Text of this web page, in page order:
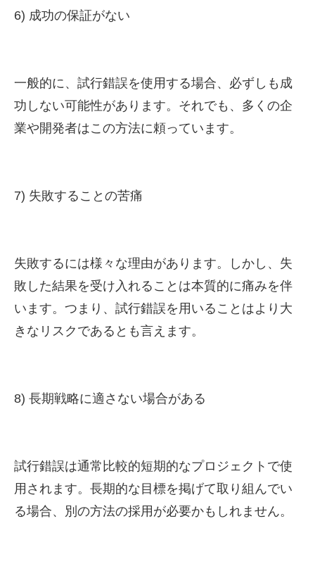
6) 成功の保証がない
一般的に、試行錯誤を使用する場合、必ずしも成
功しない可能性があります。それでも、多くの企
業や開発者はこの方法に頼っています。
7) 失敗することの苦痛
失敗するには様々な理由があります。しかし、失
敗した結果を受け入れることは本質的に痛みを伴
います。つまり、試行錯誤を用いることはより大
きなリスクであるとも言えます。
8) 長期戦略に適さない場合がある
試行錯誤は通常比較的短期的なプロジェクトで使
用されます。長期的な目標を掲げて取り組んでい
る場合、別の方法の採用が必要かもしれません。